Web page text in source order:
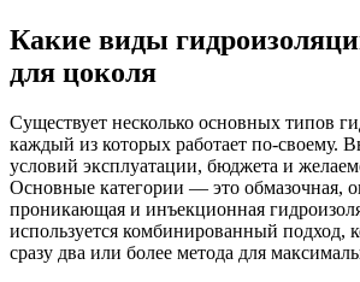
Какие виды
для цоколя
Существует несколько основных типов
каждый из которых работает по-своему.
условий эксплуатации, бюджета и
Основные категории — это обмазочная,
проникающая и инъекционная
используется комбинированный подход,
сразу два или более метода для